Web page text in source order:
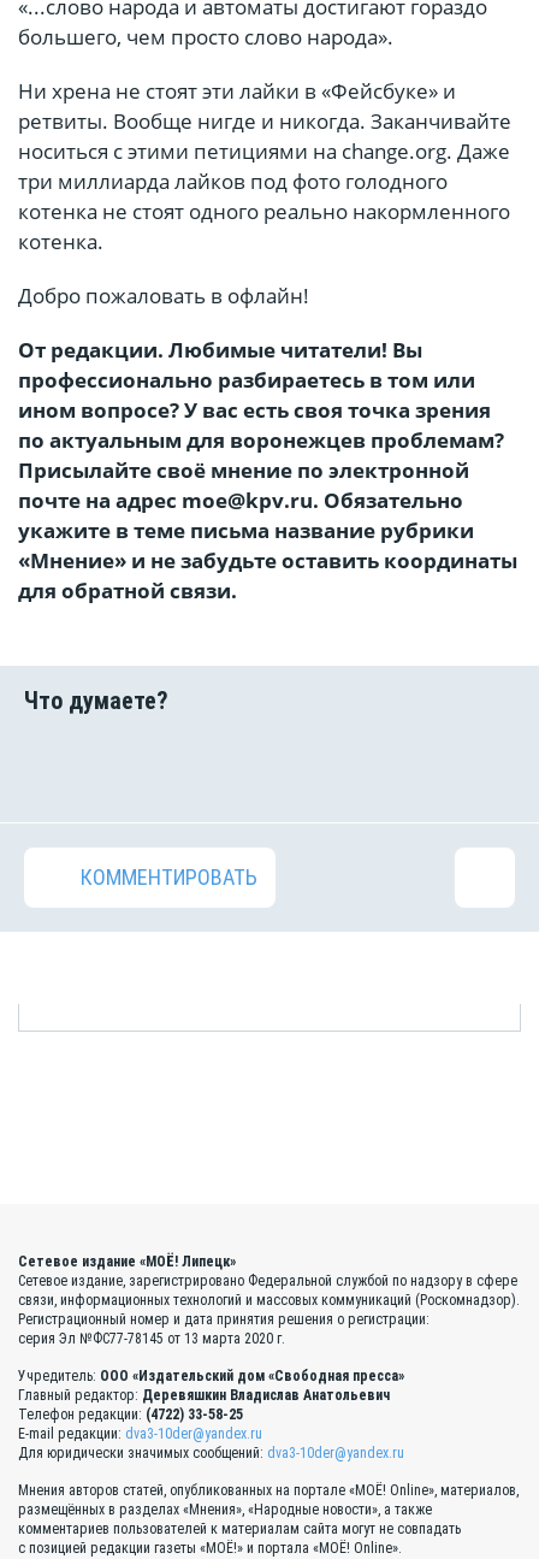
«...слово народа и автоматы достигают гораздо
большего, чем просто слово народа».
Ни хрена не стоят эти лайки в «Фейсбуке» и
ретвиты. Вообще нигде и никогда. Заканчивайте
носиться с этими петициями на change.org. Даже
три миллиарда лайков под фото голодного
котенка не стоят одного реально накормленного
котенка.
Добро пожаловать в офлайн!
От редакции. Любимые читатели! Вы
профессионально разбираетесь в том или
ином вопросе? У вас есть своя точка зрения
по актуальным для воронежцев проблемам?
Присылайте своё мнение по электронной
почте на адрес moe@kpv.ru. Обязательно
укажите в теме письма название рубрики
«Мнение» и не забудьте оставить координаты
для обратной связи.
КОММЕНТИРОВАТЬ
Сетевое издание «МОЁ! Липецк»
Сетевое издание, зарегистрировано Федеральной службой по надзору в сфере
связи, информационных технологий и массовых коммуникаций (Роскомнадзор).
Регистрационный номер и дата принятия решения о регистрации:
серия Эл №ФС77-78145 от 13 марта 2020 г.
Учредитель: ООО «Издательский дом «Свободная пресса»
Главный редактор: Деревяшкин Владислав Анатольевич
Телефон редакции: (4722) 33-58-25
E-mail редакции: dva3-10der@yandex.ru
Для юридически значимых сообщений: dva3-10der@yandex.ru
Мнения авторов статей, опубликованных на портале «МОЁ! Online», материалов,
размещённых в разделах «Мнения», «Народные новости», а также
комментариев пользователей к материалам сайта могут не совпадать
с позицией редакции газеты «МОЁ!» и портала «МОЁ! Online».